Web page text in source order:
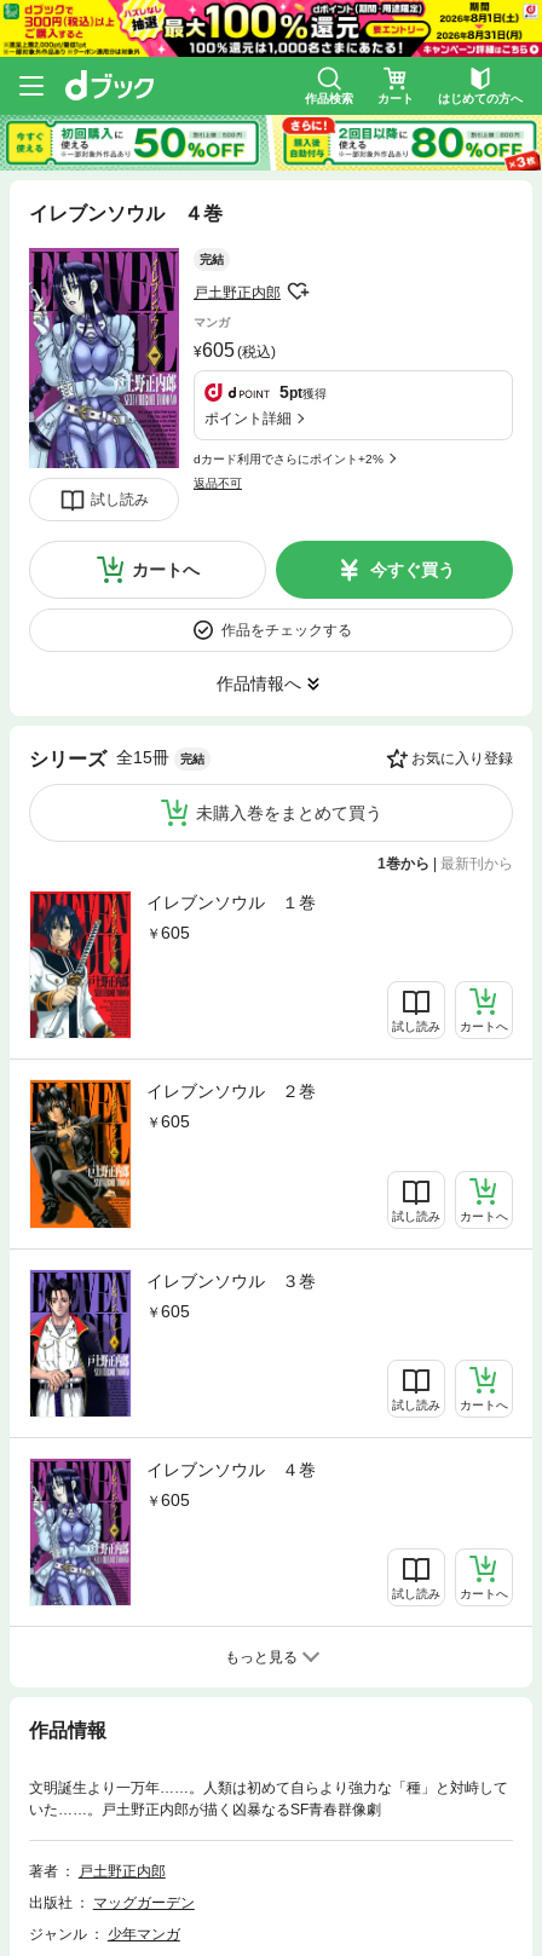
作品検索 カート はじめての方へ
イレブンソウル ４巻
試し読み
完結
戸土野正内郎
マンガ
605(税込)
5pt獲得
ポイント詳細
dカード利用でさらにポイント+2%
返品不可
カートへ 今すぐ買う
作品をチェックする
作品情報へ
シリーズ 全15冊 完結 お気に入り登録
未購入巻をまとめて買う
1巻から | 最新刊から
イレブンソウル １巻
605
試し読み カートへ
イレブンソウル ２巻
605
試し読み カートへ
イレブンソウル ３巻
605
試し読み カートへ
イレブンソウル ４巻
605
試し読み カートへ
もっと見る
作品情報
文明誕生より一万年……。人類は初めて自らより強力な「種」と対峙して
いた……。戸土野正内郎が描く凶暴なるSF青春群像劇
著者
戸土野正内郎
出版社
マッグガーデン
ジャンル
少年マンガ